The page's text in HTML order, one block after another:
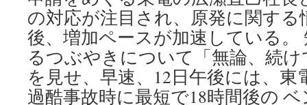
の対応が注目され、原発に関する
後、増加ペースが加速している。
るつぶやきについて「無論、続
を見せ、早速、12日午後には、東
過酷事故時に最短で18時間後の